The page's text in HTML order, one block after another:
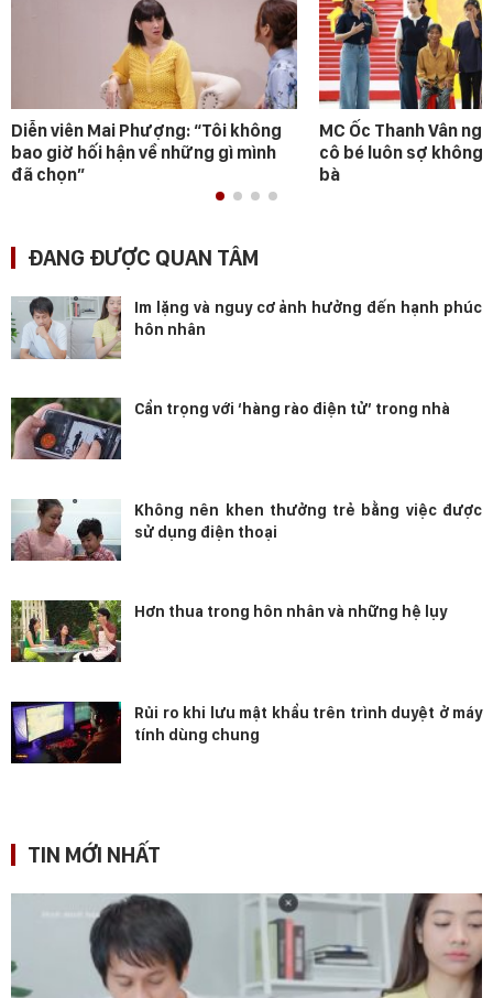
Diễn viên Mai Phượng: “Tôi không
bao giờ hối hận về những gì mình
đã chọn”
MC Ốc Thanh Vân
cô bé luôn sợ không
bà
ĐANG ĐƯỢC QUAN TÂM
Im lặng và nguy cơ ảnh hưởng đến hạnh phúc
hôn nhân
Cẩn trọng với ‘hàng rào điện tử’ trong nhà
Không nên khen thưởng trẻ bằng việc được
sử dụng điện thoại
Hơn thua trong hôn nhân và những hệ lụy
Rủi ro khi lưu mật khẩu trên trình duyệt ở máy
tính dùng chung
TIN MỚI NHẤT